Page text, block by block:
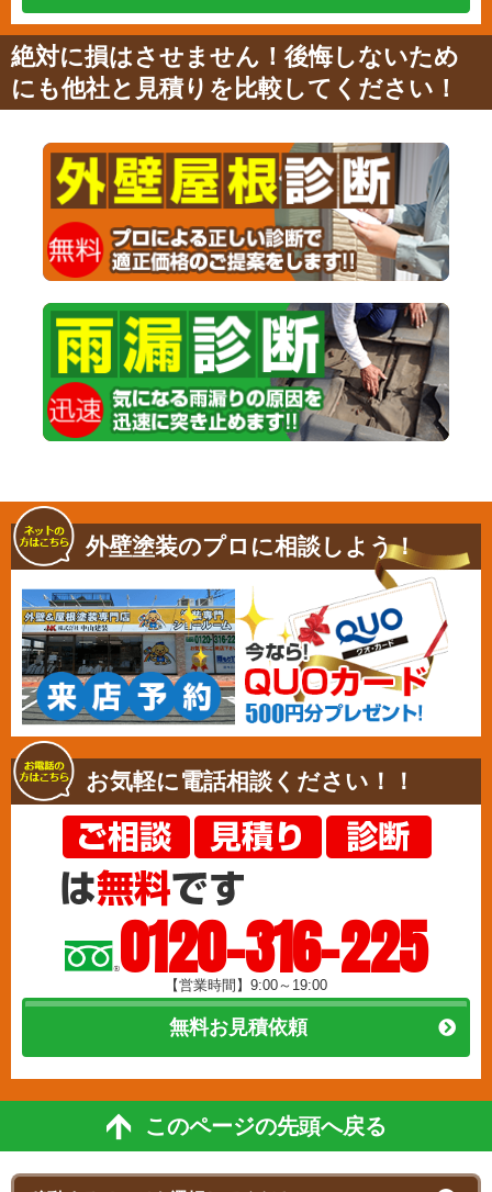
絶対に損はさせません！後悔しないため
にも他社と見積りを比較してください！
外壁塗装のプロに相談しよう！
お気軽に電話相談ください！！
0120-316-225
【営業時間】9:00～19:00
無料お見積依頼
このページの先頭へ戻る